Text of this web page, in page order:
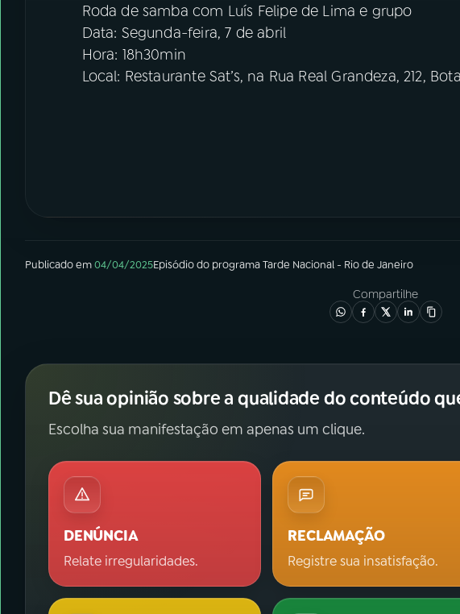
Roda de samba com Luís Felipe de Lima e grupo
Data: Segunda-feira, 7 de abril
Hora: 18h30min
Local: Restaurante Sat’s, na Rua Real Grandeza, 212,
Publicado em04/04/2025Episódiodo programaTarde Nacional - Rio de Janeiro
Compartilhe
Dê sua opinião sobre a qualidade do conteúdo
Escolha sua manifestação em apenas um clique.
DENÚNCIA
Relate irregularidades.
RECLAMAÇÃO
Registre sua insatisfação.